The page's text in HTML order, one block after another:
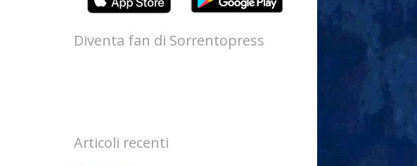
Diventa fan di Sorrentopress
Articoli recenti